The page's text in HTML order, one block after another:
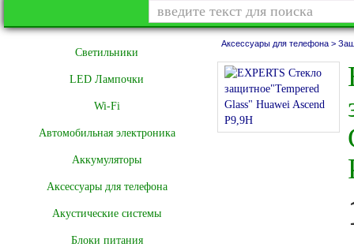
Cветильники
LED Лампочки
Wi-Fi
Автомобильная электроника
Аккумуляторы
Аксессуары для телефона
Акустические системы
Блоки питания
Аксессуары для телефона >